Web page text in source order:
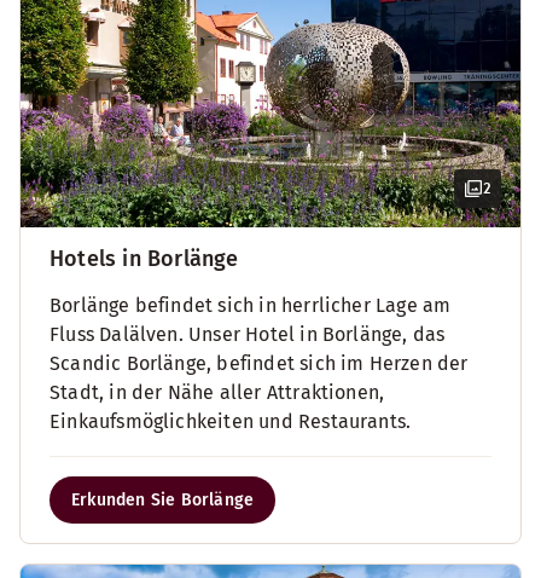
2
Hotels in Borlänge
Borlänge befindet sich in herrlicher Lage am
Fluss Dalälven. Unser Hotel in Borlänge, das
Scandic Borlänge, befindet sich im Herzen der
Stadt, in der Nähe aller Attraktionen,
Einkaufsmöglichkeiten und Restaurants.
Erkunden Sie Borlänge